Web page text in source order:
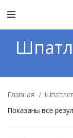
Главная
Показаны все